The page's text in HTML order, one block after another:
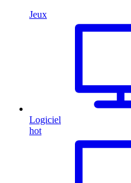
Jeux
Logiciel
hot